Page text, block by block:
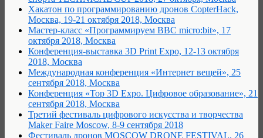
Хакатон по программированию дронов CopterHack,
Москва, 19-21 октября 2018, Москва
Мастер-класс «Программируем BBC micro:bit», 17
октября 2018, Москва
Конференция-выставка 3D Print Expo, 12-13 октября
2018, Москва
Международная конференция «Интернет вещей», 25
сентября 2018, Москва
Конференция «Top 3D Expo. Цифровое образование», 21
сентября 2018, Москва
Третий фестиваль цифрового искусства и творчества
Maker Faire Moscow, 8-9 сентября 2018
Фестиваль дронов MOSCOW DRONE FESTIVAL, 26